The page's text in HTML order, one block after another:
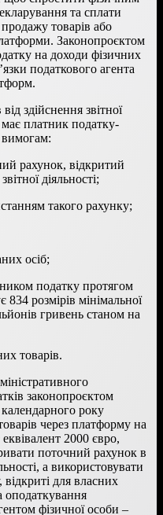
та сплати
товарів або
Законопроєктом
на доходи фізичних
податкового агента
здійснення звітної
має платник податку-
вимогам:
рахунок, відкритий
діяльності;
такого рахунку;
осіб;
податку протягом
розмірів мінімальної
гривень станом на
товарів.
законопроєктом
року
через платформу на
2000 євро,
поточний рахунок в
а використовувати
для власних
оподаткування
фізичної особи –